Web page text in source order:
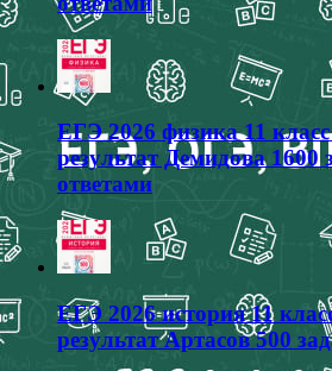
ЕГЭ 2026 физика 11
результат Демидова 1600
ответами
ЕГЭ 2026 история 11
результат Артасов 500